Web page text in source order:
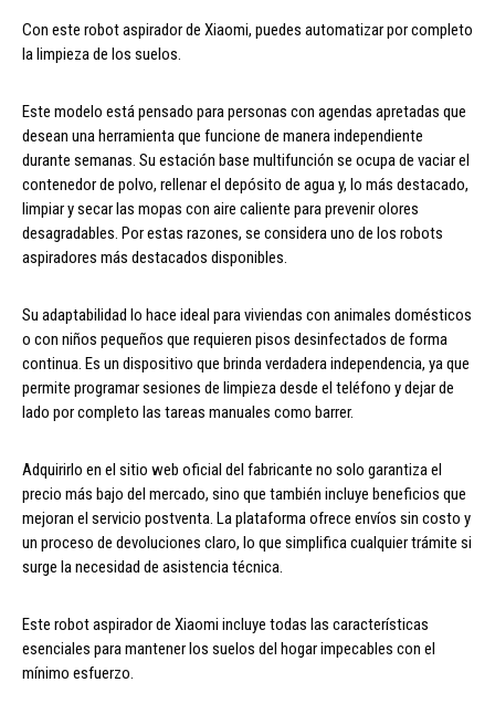
Con este robot aspirador de Xiaomi, puedes automatizar por completo
la limpieza de los suelos.
Este modelo está pensado para personas con agendas apretadas que
desean una herramienta que funcione de manera independiente
durante semanas. Su estación base multifunción se ocupa de vaciar el
contenedor de polvo, rellenar el depósito de agua y, lo más destacado,
limpiar y secar las mopas con aire caliente para prevenir olores
desagradables. Por estas razones, se considera uno de los robots
aspiradores más destacados disponibles.
Su adaptabilidad lo hace ideal para viviendas con animales domésticos
o con niños pequeños que requieren pisos desinfectados de forma
continua. Es un dispositivo que brinda verdadera independencia, ya que
permite programar sesiones de limpieza desde el teléfono y dejar de
lado por completo las tareas manuales como barrer.
Adquirirlo en el sitio web oficial del fabricante no solo garantiza el
precio más bajo del mercado, sino que también incluye beneficios que
mejoran el servicio postventa. La plataforma ofrece envíos sin costo y
un proceso de devoluciones claro, lo que simplifica cualquier trámite si
surge la necesidad de asistencia técnica.
Este robot aspirador de Xiaomi incluye todas las características
esenciales para mantener los suelos del hogar impecables con el
mínimo esfuerzo.